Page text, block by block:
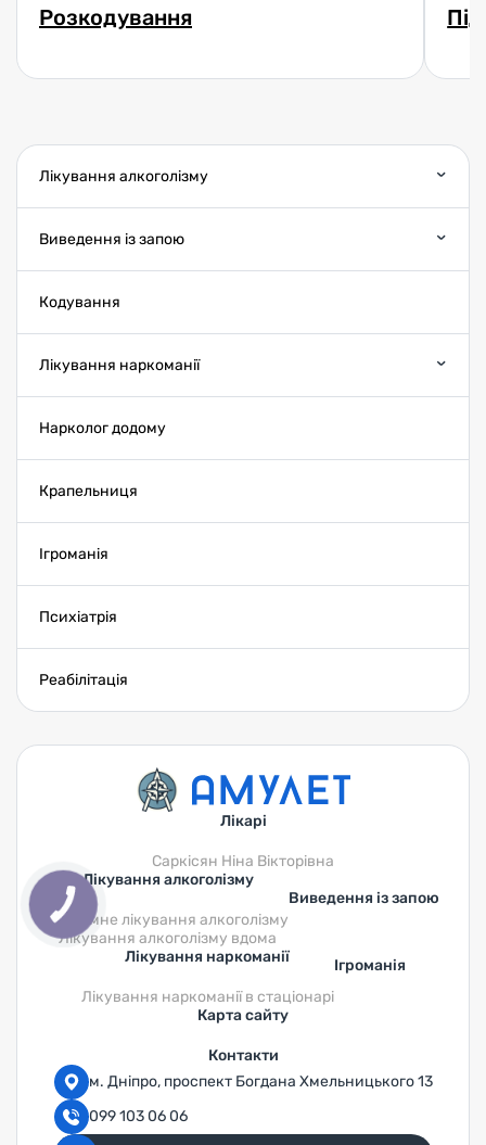
Лікування алкоголізму
Виведення із запою
Кодування
Лікування наркоманії
Нарколог додому
Крапельниця
Ігроманія
Психіатрія
Реабілітація
Розкодування
Лікарі
Саркісян Ніна Вікторівна
Лікування алкоголізму
Анонімне лікування алкоголізму
Лікування алкоголізму вдома
Виведення із запою
Лікування наркоманії
Лікування наркоманії в стаціонарі
Ігроманія
Карта сайту
Контакти
м. Дніпро, проспект Богдана Хмельницького 13
099 103 06 06